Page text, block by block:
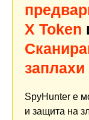
X Token
SpyHunter е
и защита на